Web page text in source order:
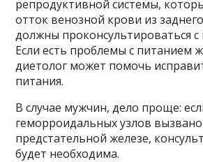
репродуктивной системы,
отток венозной крови из
должны проконсультироваться с
Если есть проблемы с питанием
диетолог может помочь
питания.
В случае мужчин, дело проще:
геморроидальных узлов
предстательной железе,
будет необходима.